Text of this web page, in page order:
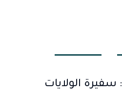
ذكرى 1 نوفمبر 2025: سفيرة الولايات